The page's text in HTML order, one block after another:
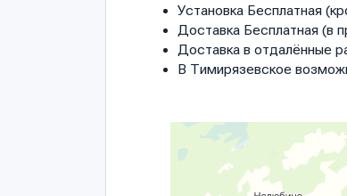
Установка Бесплатная
Доставка Бесплатная (в
Доставка в отдалённые
В Тимирязевское